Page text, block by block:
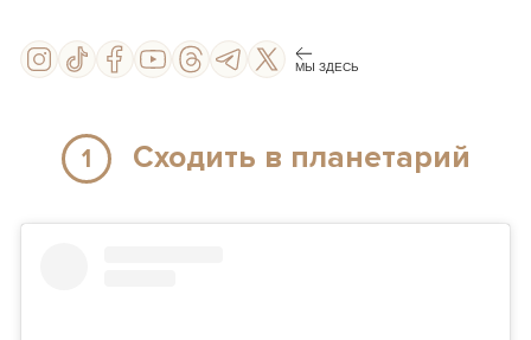
МЫ ЗДЕСЬ
1 Сходить в планетарий